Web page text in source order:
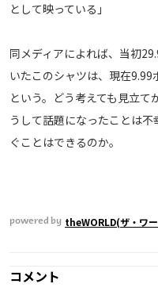
として映っている」
同メディアによれば、当初
いたこのシャツは、現在
という。どう考えても見立
うして話題になったことは
ぐことはできるのか。
powered by theWORLD(ザ・ワ
コメント